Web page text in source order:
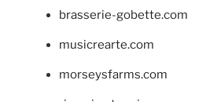
brasserie-gobette.com
musicrearte.com
morseysfarms.com